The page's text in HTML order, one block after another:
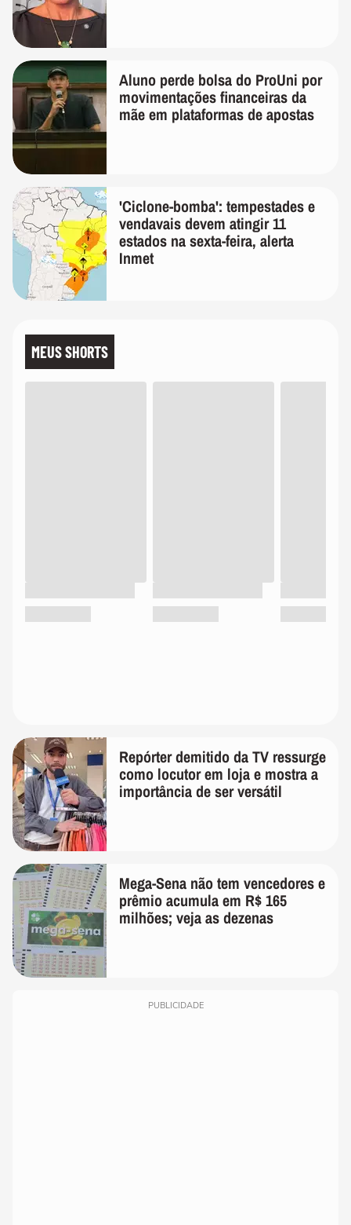
Aluno perde bolsa do ProUni por
movimentações financeiras da
mãe em plataformas de apostas
'Ciclone-bomba': tempestades e
vendavais devem atingir 11
estados na sexta-feira, alerta
Inmet
MEUS SHORTS
Repórter demitido da TV ressurge
como locutor em loja e mostra a
importância de ser versátil
Mega-Sena não tem vencedores e
prêmio acumula em R$ 165
milhões; veja as dezenas
PUBLICIDADE